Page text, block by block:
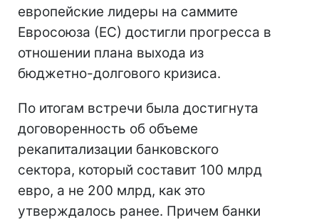
европейские лидеры на саммите
Евросоюза (ЕС) достигли прогресса в
отношении плана выхода из
бюджетно-долгового кризиса.
По итогам встречи была достигнута
договоренность об объеме
рекапитализации банковского
сектора, который составит 100 млрд
евро, а не 200 млрд, как это
утверждалось ранее. Причем банки